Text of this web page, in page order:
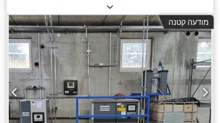
מודעה קטנה